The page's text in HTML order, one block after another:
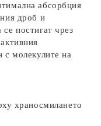
абсорбция
дроб и
постигат чрез
с молекулите на
храносмилането